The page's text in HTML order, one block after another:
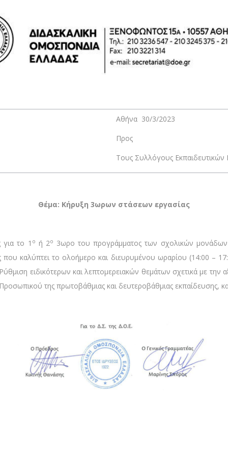
Αθήνα 30/3/2023
Προς
Τους Συλλόγους Εκπαιδευτικών
Θέμα: Κήρυξη 3ωρων στάσεων εργασίας
για το 1 ο ή 2ο 3ωρο του προγράμματος των σχολικών
καλύπτει το ολοήμερο και διευρυμένου ωραρίου (14:00 –
ειδικότερων και λεπτομερειακών θεμάτων σχετικά με την
της πρωτοβάθμιας και δευτεροβάθμιας εκπαίδευσης,